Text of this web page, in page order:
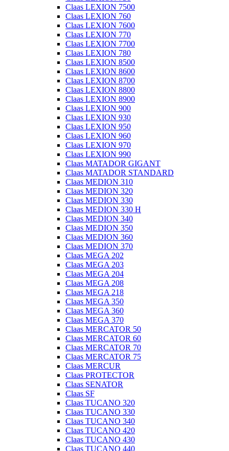
Claas LEXION 7500
Claas LEXION 760
Claas LEXION 7600
Claas LEXION 770
Claas LEXION 7700
Claas LEXION 780
Claas LEXION 8500
Claas LEXION 8600
Claas LEXION 8700
Claas LEXION 8800
Claas LEXION 8900
Claas LEXION 900
Claas LEXION 930
Claas LEXION 950
Claas LEXION 960
Claas LEXION 970
Claas LEXION 990
Claas MATADOR GIGANT
Claas MATADOR STANDARD
Claas MEDION 310
Claas MEDION 320
Claas MEDION 330
Claas MEDION 330 H
Claas MEDION 340
Claas MEDION 350
Claas MEDION 360
Claas MEDION 370
Claas MEGA 202
Claas MEGA 203
Claas MEGA 204
Claas MEGA 208
Claas MEGA 218
Claas MEGA 350
Claas MEGA 360
Claas MEGA 370
Claas MERCATOR 50
Claas MERCATOR 60
Claas MERCATOR 70
Claas MERCATOR 75
Claas MERCUR
Claas PROTECTOR
Claas SENATOR
Claas SF
Claas TUCANO 320
Claas TUCANO 330
Claas TUCANO 340
Claas TUCANO 420
Claas TUCANO 430
Claas TUCANO 440